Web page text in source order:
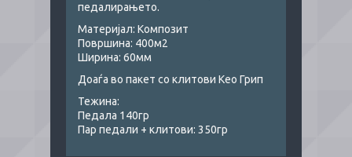
педалирањето.
Материјал: Композит
Површина: 400м2
Ширина: 60мм
Доаѓа во пакет со клитови Кео Грип
Тежина:
Педала 140гр
Пар педали + клитови: 350гр